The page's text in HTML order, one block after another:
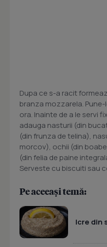
Dupa ce s-a racit
branza mozzarela.
ora. Inainte de a le servi
adauga nasturii (din
(din frunza de telina),
morcov), ochii (din
(din felia de paine
Serveste cu biscuiti sau
Pe aceeași temă:
Icre din